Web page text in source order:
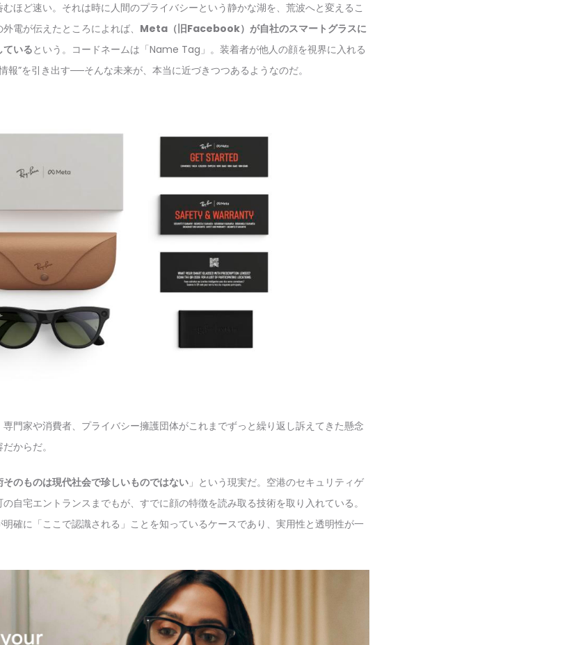
ほど速い。それは時に人間のプライバシーという静かな湖を、荒波へと変えるこ
電が伝えたところによれば、 Meta（旧Facebook）が自社のスマートグラスに
ているという。コードネームは「Name Tag」。装着者が他人の顔を視界に入れる
報”を引き出す──そんな未来が、本当に近づきつつあるようなのだ。
門家や消費者、プライバシー擁護団体がこれまでずっと繰り返し訴えてきた懸念
からだ。
のものは現代社会で珍しいものではない」という現実だ。空港のセキュリティゲ
自宅エントランスまでもが、すでに顔の特徴を読み取る技術を取り入れている。
確に「ここで認識される」ことを知っているケースであり、実用性と透明性が一